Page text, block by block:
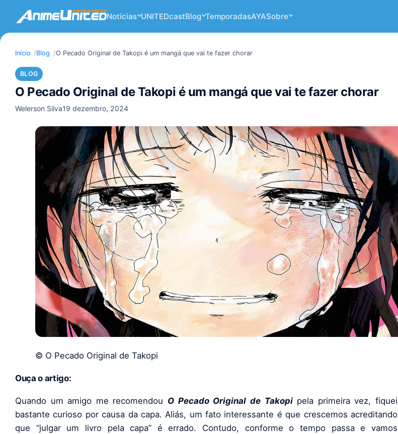
Notícias UNITEDcastBlog TemporadasAYASobre
Início Blog O Pecado Original de Takopi é um mangá que vai te fazer chorar
BLOG
O Pecado Original de Takopi é um mangá que vai te fazer chorar
Welerson Silva19 dezembro, 2024
© O Pecado Original de Takopi
Ouça o artigo:
Quando um amigo me recomendou O Pecado Original de Takopipela primeira vez, fiquei
bastante curioso por causa da capa. Aliás, um fato interessante é que crescemos acreditando
que “julgar um livro pela capa” é errado. Contudo, conforme o tempo passa e vamos